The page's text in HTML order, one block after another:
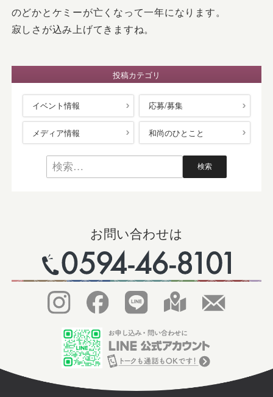
のどかとケミーが亡くなって一年になります。
寂しさが込み上げてきますね。
投稿カテゴリ
イベント情報 応募/募集
メディア情報 和尚のひとこと
お問い合わせは